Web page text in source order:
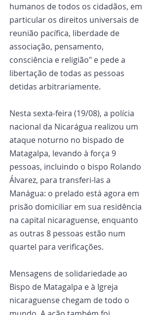
humanos de todos os cidadãos, em
particular os direitos universais de
reunião pacífica, liberdade de
associação, pensamento,
consciência e religião" e pede a
libertação de todas as pessoas
detidas arbitrariamente.
Nesta sexta-feira (19/08), a polícia
nacional da Nicarágua realizou um
ataque noturno no bispado de
Matagalpa, levando à força 9
pessoas, incluindo o bispo Rolando
Álvarez, para transferi-las a
Manágua: o prelado está agora em
prisão domiciliar em sua residência
na capital nicaraguense, enquanto
as outras 8 pessoas estão num
quartel para verificações.
Mensagens de solidariedade ao
Bispo de Matagalpa e à Igreja
nicaraguense chegam de todo o